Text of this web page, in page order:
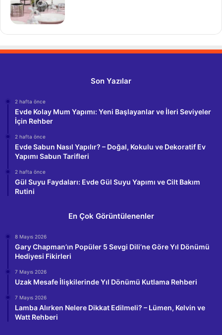
Son Yazılar
2 hafta önce
Evde Kolay Mum Yapımı: Yeni Başlayanlar ve İleri Seviyeler
İçin Rehber
2 hafta önce
Evde Sabun Nasıl Yapılır? – Doğal, Kokulu ve Dekoratif Ev
Yapımı Sabun Tarifleri
2 hafta önce
Gül Suyu Faydaları: Evde Gül Suyu Yapımı ve Cilt Bakım
Rutini
En Çok Görüntülenenler
8 Mayıs 2026
Gary Chapman’ın Popüler 5 Sevgi Dili’ne Göre Yıl Dönümü
Hediyesi Fikirleri
7 Mayıs 2026
Uzak Mesafe İlişkilerinde Yıl Dönümü Kutlama Rehberi
7 Mayıs 2026
Lamba Alırken Nelere Dikkat Edilmeli? – Lümen, Kelvin ve
Watt Rehberi